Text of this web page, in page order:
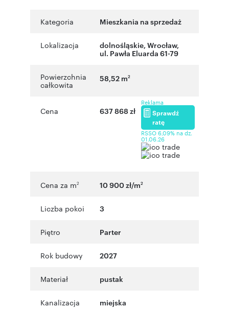
Kategoria Mieszkania na sprzedaż
Lokalizacja dolnośląskie, Wrocław,
ul. Pawła Eluarda 61-79
Powierzchnia
całkowita
58,52 m2
Cena 637 868 zł
Reklama
Sprawdź
ratę
RSSO 6,09% na dz.
01.06.26
Cena za m2 10 900 zł/m2
Liczba pokoi 3
Piętro Parter
Rok budowy 2027
Materiał pustak
Kanalizacja miejska